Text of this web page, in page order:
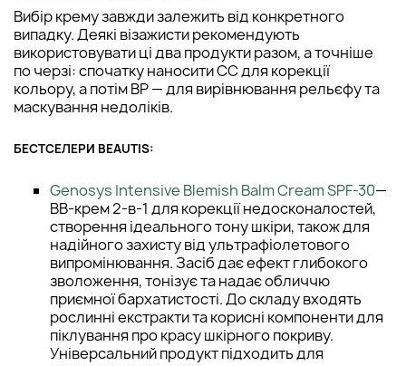
Вибір крему завжди залежить від конкретного
випадку. Деякі візажисти рекомендують
використовувати ці два продукти разом, а точніше
по черзі: спочатку наносити СС для корекції
кольору, а потім ВР — для вирівнювання рельєфу та
маскування недоліків.
БЕСТСЕЛЕРИ BEAUTIS:
Genosys Intensive Blemish Balm Cream SPF-30—
BB-крем 2-в-1 для корекції недосконалостей,
створення ідеального тону шкіри, також для
надійного захисту від ультрафіолетового
випромінювання. Засіб дає ефект глибокого
зволоження, тонізує та надає обличчю
приємної бархатистості. До складу входять
рослинні екстракти та корисні компоненти для
піклування про красу шкірного покриву.
Універсальний продукт підходить для